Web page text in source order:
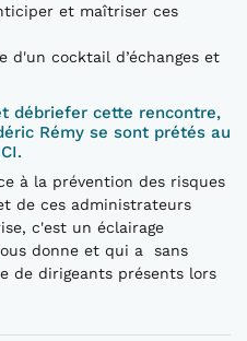
et maîtriser ces
d'un cocktail d’échanges et
débriefer cette rencontre,
Rémy se sont prétés au
à la prévention des risques
de ces administrateurs
c'est un éclairage
donne et qui a sans
de dirigeants présents lors